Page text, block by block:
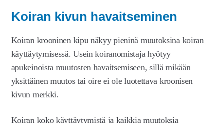
Koiran kivun havaitseminen
Koiran krooninen kipu näkyy pieninä muutoksina koiran
käyttäytymisessä. Usein koiranomistaja hyötyy
apukeinoista muutosten havaitsemiseen, sillä mikään
yksittäinen muutos tai oire ei ole luotettava kroonisen
kivun merkki.
Koiran koko käyttäytymistä ja kaikkia muutoksia